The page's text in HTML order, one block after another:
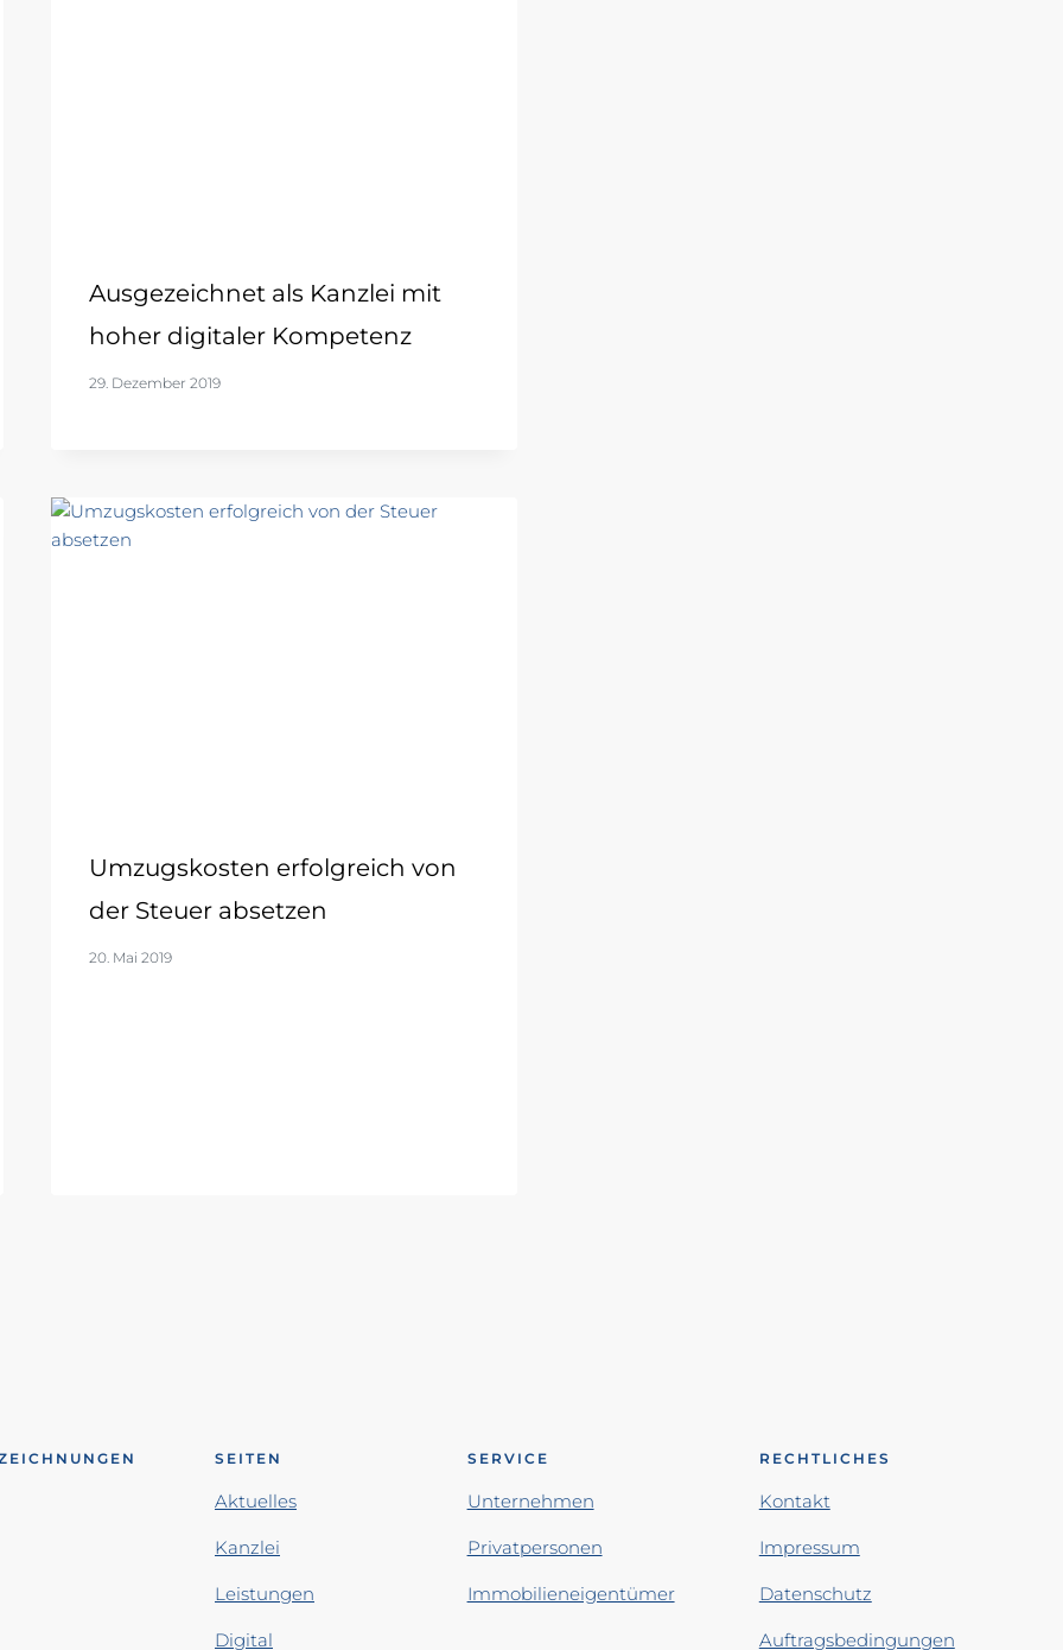
Ausgezeichnet als Kanzlei mit
hoher digitaler Kompetenz
29. Dezember 2019
Umzugskosten erfolgreich von
der Steuer absetzen
20. Mai 2019
SEITEN
Aktuelles
Kanzlei
Leistungen
Digital
SERVICE
Unternehmen
Privatpersonen
Immobilieneigentümer
RECHTLICHES
Kontakt
Impressum
Datenschutz
Auftragsbedingungen